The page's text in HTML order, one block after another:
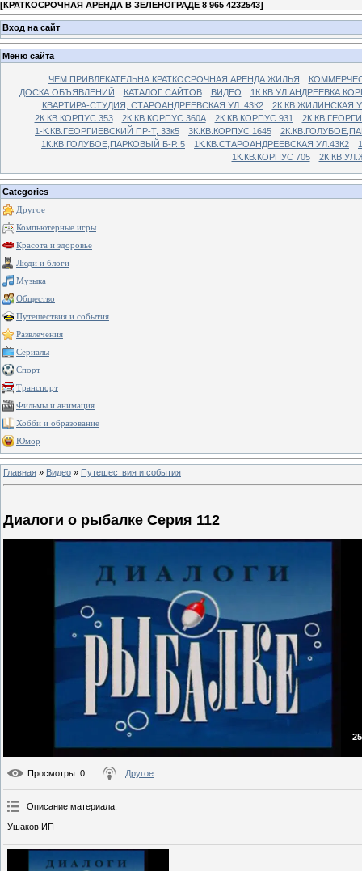
[КРАТКОСРОЧНАЯ АРЕНДА В ЗЕЛЕНОГРАДЕ 8 965 4232543]
Вход на сайт
Меню сайта
ЧЕМ ПРИВЛЕКАТЕЛЬНА КРАТКОСРОЧНАЯ АРЕНДА ЖИЛЬЯ
ДОСКА ОБЪЯВЛЕНИЙ
КАТАЛОГ САЙТОВ ВИДЕО
1К.КВ.УЛ.АНДРЕЕВКА
КВАРТИРА-СТУДИЯ, СТАРОАНДРЕЕВСКАЯ УЛ. 43К2
2К.КВ.ЖИЛИНСКАЯ
2К.КВ.КОРПУС 353
2К.КВ.КОРПУС 360А 2К.КВ.КОРПУС 931
1-К.КВ.ГЕОРГИЕВСКИЙ ПР-Т, 33к5
3К.КВ.КОРПУС 1645
1К.КВ.ГОЛУБОЕ,ПАРКОВЫЙ Б-Р. 5
1К.КВ.СТАРОАНДРЕЕВСКАЯ УЛ.43К2
1К.КВ.КОРПУС 705
Categories
Другое
Компьютерные игры
Красота и здоровье
Люди и блоги
Музыка
Общество
Путешествия и события
Развлечения
Сериалы
Спорт
Транспорт
Фильмы и анимация
Хобби и образование
Юмор
Главная » Видео » Путешествия и события
Диалоги о рыбалке Серия 112
Просмотры: 0 Другое
Описание материала:
Ушаков ИП